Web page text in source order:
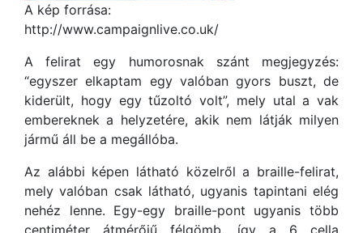
A kép forrása:
http://www.campaignlive.co.uk/
A felirat egy humorosnak szánt megjegyzés:
“egyszer elkaptam egy valóban gyors buszt, de
kiderült, hogy egy tűzoltó volt”, mely utal a vak
embereknek a helyzetére, akik nem látják milyen
jármű áll be a megállóba.
Az alábbi képen látható közelről a braille-felirat,
mely valóban csak látható, ugyanis tapintani elég
nehéz lenne. Egy-egy braille-pont ugyanis több
centiméter átmérőjű félgömb, így a 6 cella